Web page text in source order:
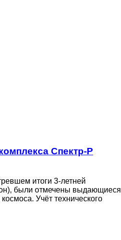
Спектр-Р
итоги 3-летней
были отмечены выдающиеся
Учёт технического